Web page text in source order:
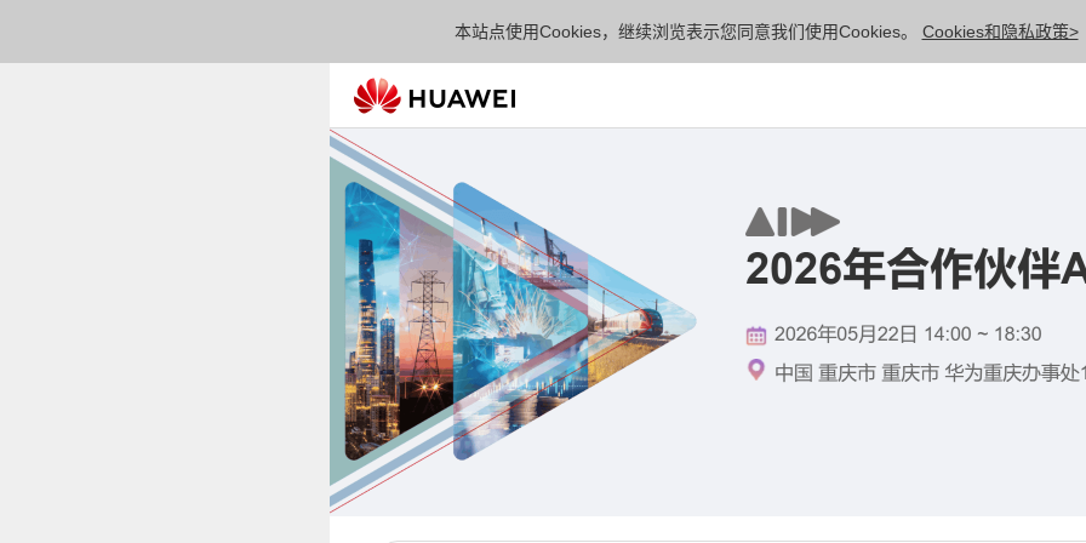
本站点使用Cookies，继续浏览表示您同意我们使用Cookies。 Cookies和隐私政策>